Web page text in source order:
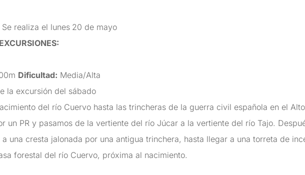
Se realiza el lunes 20 de mayo
:
Dificultad: Media/Alta
la excursión del sábado
del río Cuervo hasta las trincheras de la guerra civil española en el
un PR y pasamos de la vertiente del río Júcar a la vertiente del río Tajo.
una cresta jalonada por una antigua trinchera, hasta llegar a una torreta de
forestal del río Cuervo, próxima al nacimiento.